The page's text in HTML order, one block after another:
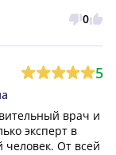
0
5
врач и
эксперт в
человек. От всей